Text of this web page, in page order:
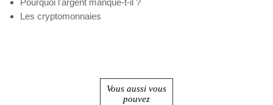
Pourquoi l'argent manque-t-il ?
Les cryptomonnaies
Vous aussi vous
pouvez